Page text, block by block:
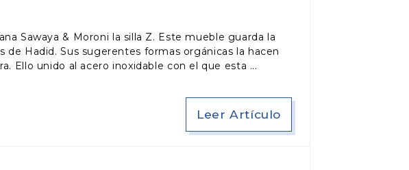
Sawaya & Moroni la silla Z. Este mueble guarda la
de Hadid. Sus sugerentes formas orgánicas la hacen
Ello unido al acero inoxidable con el que esta
Leer Artículo